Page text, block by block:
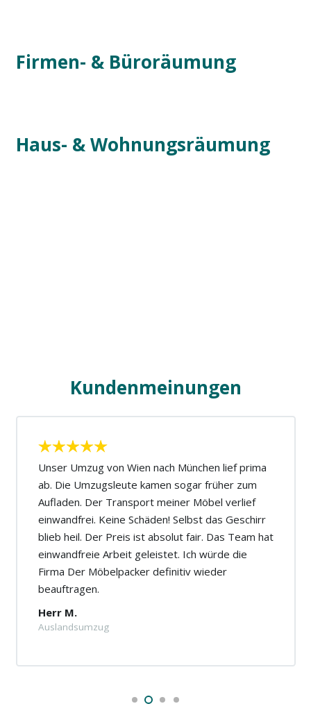
Firmen- & Büroräumung
Haus- & Wohnungsräumung
Kundenmeinungen
Unser Umzug von Wien nach München lief prima
ab. Die Umzugsleute kamen sogar früher zum
Aufladen. Der Transport meiner Möbel verlief
einwandfrei. Keine Schäden! Selbst das Geschirr
blieb heil. Der Preis ist absolut fair. Das Team hat
einwandfreie Arbeit geleistet. Ich würde die
Firma Der Möbelpacker definitiv wieder
beauftragen.
Herr M.
Auslandsumzug